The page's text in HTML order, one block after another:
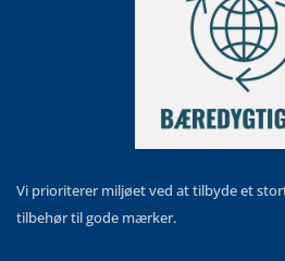
Vi prioriterer miljøet ved at tilbyde et
tilbehør til gode mærker.